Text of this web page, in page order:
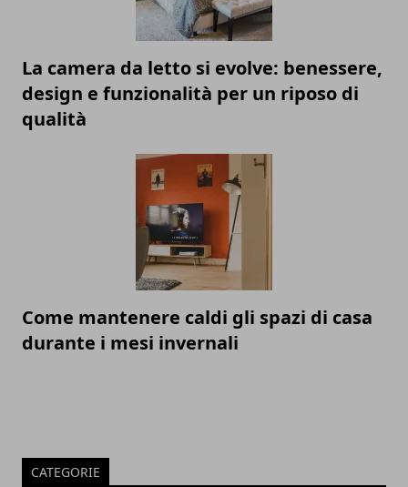
La camera da letto si evolve: benessere,
design e funzionalità per un riposo di
qualità
Come mantenere caldi gli spazi di casa
durante i mesi invernali
CATEGORIE